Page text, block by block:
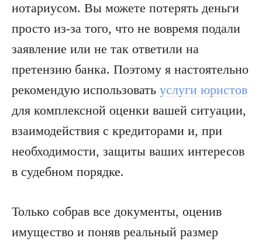
нотариусом. Вы можете потерять деньги
просто из-за того, что не вовремя подали
заявление или не так ответили на
претензию банка. Поэтому я настоятельно
рекомендую использовать услуги юристов
для комплексной оценки вашей ситуации,
взаимодействия с кредиторами и, при
необходимости, защиты ваших интересов
в судебном порядке.
Только собрав все документы, оценив
имущество и поняв реальный размер